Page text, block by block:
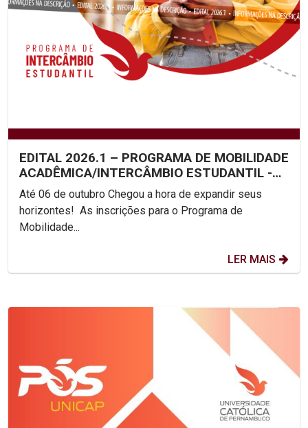
EDITAL 2026.1 – PROGRAMA DE MOBILIDADE
ACADÊMICA/INTERCÂMBIO ESTUDANTIL -
UNICAP
Até 06 de outubro Chegou a hora de expandir seus
horizontes! As inscrições para o Programa de
Mobilidade...
LER MAIS